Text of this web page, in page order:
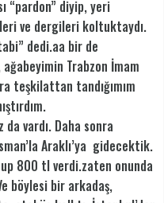
“pardon” diyip, yeri
ve dergileri koltuktaydı.
dedi.aa bir de
Trabzon İmam
teşkilattan tandığımım
da vardı. Daha sonra
Araklı’ya gidecektik.
800 tl verdi.zaten onunda
böylesi bir arkadaş,